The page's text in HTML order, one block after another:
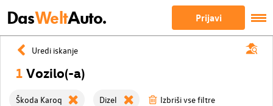
DasWeltAuto. Prijavi
Uredi iskanje
1 Vozilo(-a)
Škoda Karoq Dizel Izbriši vse filtre